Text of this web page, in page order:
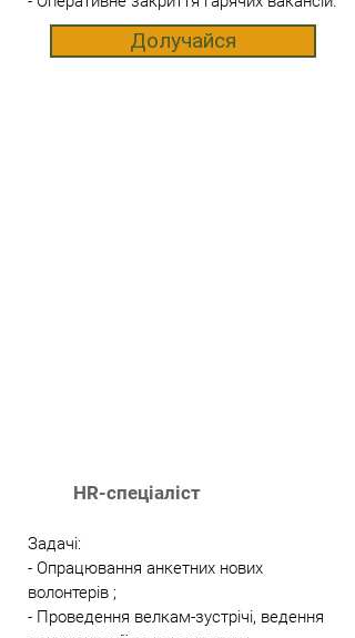
Долучайся
HR-спеціаліст
Задачі:
- Опрацювання анкетних нових
волонтерів ;
- Проведення велкам-зустрічі, ведення